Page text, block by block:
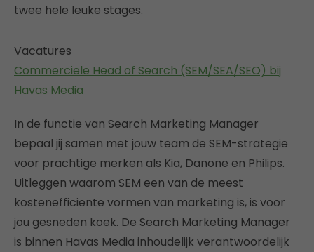
twee hele leuke stages.
Vacatures
Commerciele Head of Search (SEM/SEA/SEO) bij
Havas Media
In de functie van Search Marketing Manager
bepaal jij samen met jouw team de SEM-strategie
voor prachtige merken als Kia, Danone en Philips.
Uitleggen waarom SEM een van de meest
kostenefficiente vormen van marketing is, is voor
jou gesneden koek. De Search Marketing Manager
is binnen Havas Media inhoudelijk verantwoordelijk